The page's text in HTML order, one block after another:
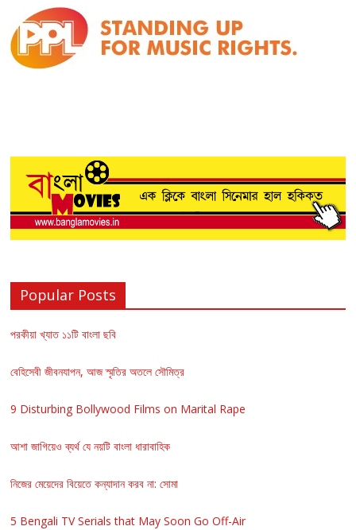
Popular Posts
পরকীয়া খ্যাত ১১টি বাংলা ছবি
বেহিসেবী জীবনযাপন, আজ স্মৃতির অতলে সৌমিত্র
9 Disturbing Bollywood Films on Marital Rape
আশা জাগিয়েও ব্যর্থ যে নয়টি বাংলা ধারাবাহিক
নিজের মেয়েদের বিয়েতে কন্যাদান করব না: সোমা
5 Bengali TV Serials that May Soon Go Off-Air